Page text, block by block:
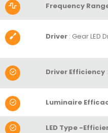
Frequency
Driver: Gear LED
Driver Efficiency
Luminaire
LED Type -